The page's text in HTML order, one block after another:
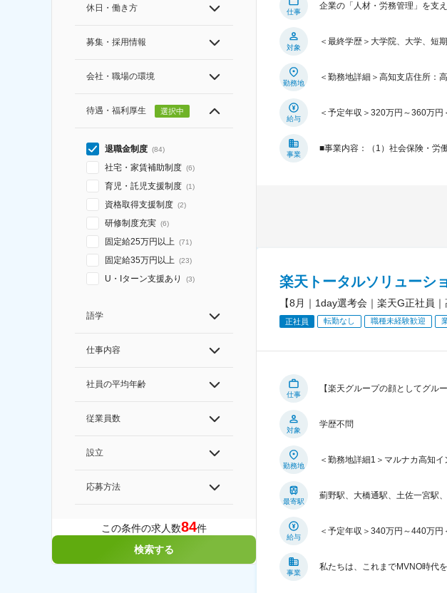
休日・働き方
募集・採用情報
会社・職場の環境
待遇・福利厚生 選択中
退職金制度 (84)
社宅・家賃補助制度 (6)
育児・託児支援制度 (1)
資格取得支援制度 (2)
研修制度充実 (6)
固定給25万円以上 (71)
固定給35万円以上 (23)
U・Iターン支援あり (3)
語学
仕事内容
社員の平均年齢
従業員数
設立
応募方法
この条件の求人数84件
検索する
仕事
企業の「人材・労務管理」を支
対象
＜最終学歴＞大学院、大学、短
勤務地
＜勤務地詳細＞高知支店住所：
給与
＜予定年収＞320万円～360万
事業
■事業内容：（1）社会保険・労
楽天トータルソリューシ
【8月｜1day選考会｜楽天G正社員
正社員 転勤なし 職種未経験歓迎
仕事
【楽天グループの顔としてグ
対象
学歴不問
勤務地
＜勤務地詳細1＞マルナカ高知
最寄駅
薊野駅、大橋通駅、土佐一宮駅
給与
＜予定年収＞340万円～440万
事業
私たちは、これまでMVNO時代